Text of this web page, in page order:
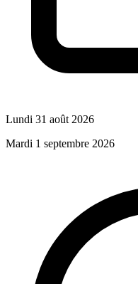
Lundi 31 août 2026
Mardi 1 septembre 2026